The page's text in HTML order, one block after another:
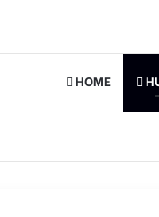
HOME